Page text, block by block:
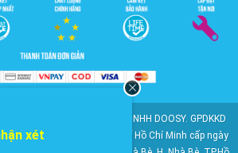
dung thuộc về CÔNG TY TNHH DOOSY. GPDKKD
hoạch và Đầu tư Thành phố Hồ Chí Minh cấp ngày
xét